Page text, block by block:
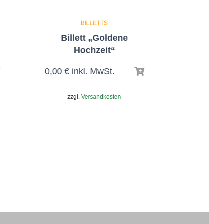
BILLETTS
Billett „Goldene
Hochzeit“
0,00 €inkl. MwSt.
zzgl.Versandkosten